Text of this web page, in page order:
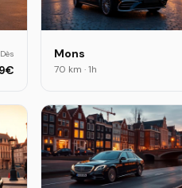
Dès
€
Mons
70 km ·1h